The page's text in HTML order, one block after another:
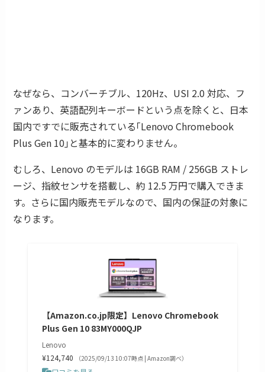
なぜなら、コンバーチブル、120Hz、USI 2.0 対応、フ
ァンあり、英語配列キーボードという点を除くと、日本
国内ですでに販売されている｢Lenovo Chromebook
Plus Gen 10｣と基本的に変わりません。
むしろ、Lenovo のモデルは 16GB RAM / 256GB ストレ
ージ、指紋センサを搭載し、約 12.5 万円で購入できま
す。さらに国内販売モデルなので、国内の保証の対象に
なります。
【Amazon.co.jp限定】Lenovo Chromebook
Plus Gen 10 83MY000QJP
Lenovo
¥124,740
（2025/09/13 10:07時点 | Amazon調べ）